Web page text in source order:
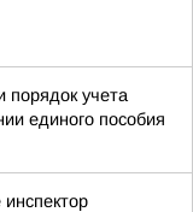
учета
единого пособия